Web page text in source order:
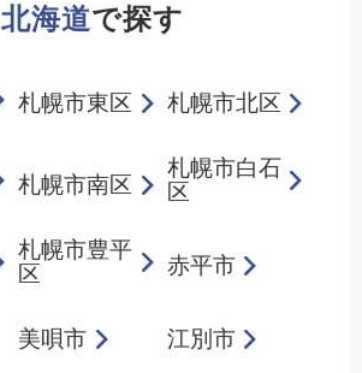
北海道で探す
札幌市東区 札幌市北区
札幌市南区
札幌市白石
区
札幌市豊平
区
赤平市
美唄市 江別市